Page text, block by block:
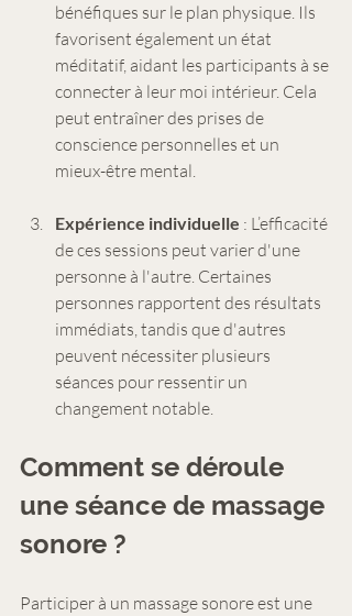
bénéfiques sur le plan physique. Ils
favorisent également un état
méditatif, aidant les participants à se
connecter à leur moi intérieur. Cela
peut entraîner des prises de
conscience personnelles et un
mieux-être mental.
Expérience individuelle : L’efficacité
de ces sessions peut varier d'une
personne à l'autre. Certaines
personnes rapportent des résultats
immédiats, tandis que d'autres
peuvent nécessiter plusieurs
séances pour ressentir un
changement notable.
Comment se déroule
une séance de massage
sonore ?
Participer à un massage sonore est une